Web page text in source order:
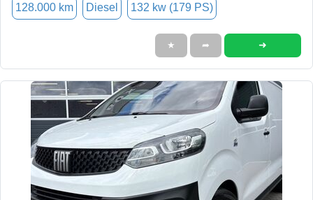
128.000 km Diesel 132 kw (179 PS)
★ ➦ ➜